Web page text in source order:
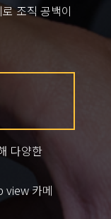
조직 공백이
다양한
view 카메